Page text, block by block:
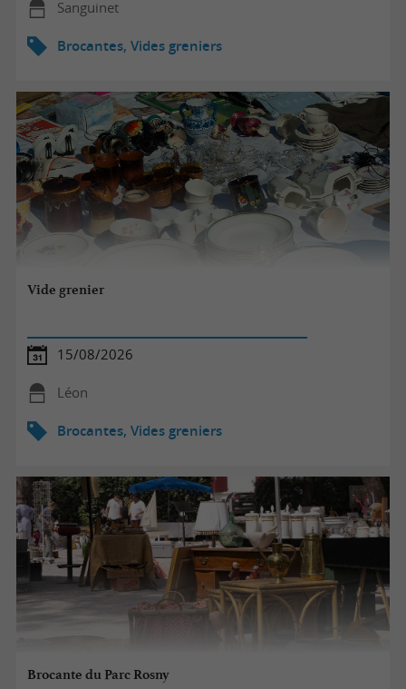
Sanguinet
Brocantes, Vides greniers
Vide grenier
15/08/2026
Léon
Brocantes, Vides greniers
Brocante du Parc Rosny